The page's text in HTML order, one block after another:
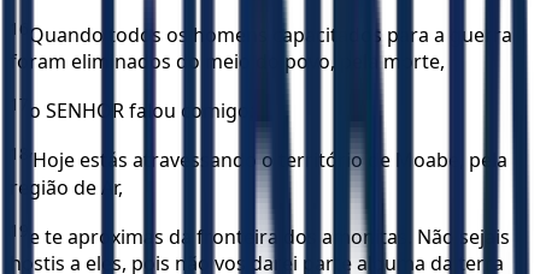
16 Quando todos os homens capacitados para a guerra
foram eliminados do meio do povo, pela morte,
17 o SENHOR falou comigo:
18 ‘Hoje estás atravessando o território de Moabe, pela
região de Ar,
19 e te aproximas da fronteira dos amonitas. Não sejais
hostis a eles, pois não vos darei parte alguma da terra